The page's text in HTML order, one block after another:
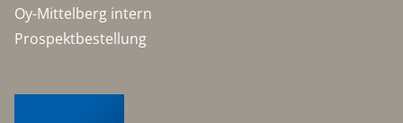
Oy-Mittelberg intern
Prospektbestellung